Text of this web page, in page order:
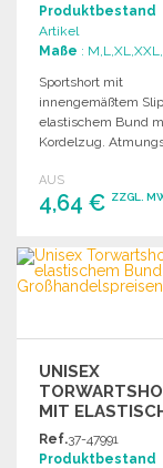
Produktbestand
Artikel
Maße :
Sportshort mit
innengemäßtem
elastischem Bund
Kordelzug.
und schnell zu
AUS
4,64 € ZZGL.
Angebot
UNISEX
MIT
BUND
Ref.37-47991
Produktbestand